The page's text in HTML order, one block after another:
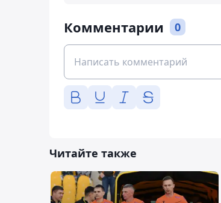
Комментарии 0
Читайте также